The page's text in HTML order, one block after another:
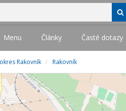
Menu Články Časté dotazy
okres Rakovník Rakovník